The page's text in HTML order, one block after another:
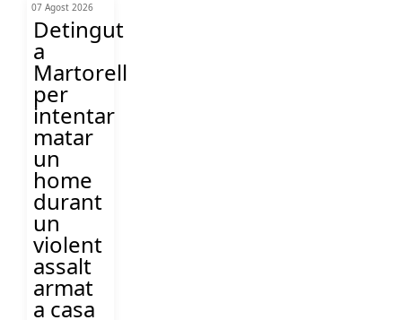
07 Agost 2026
Detingut
a
Martorell
per
intentar
matar
un
home
durant
un
violent
assalt
armat
a casa